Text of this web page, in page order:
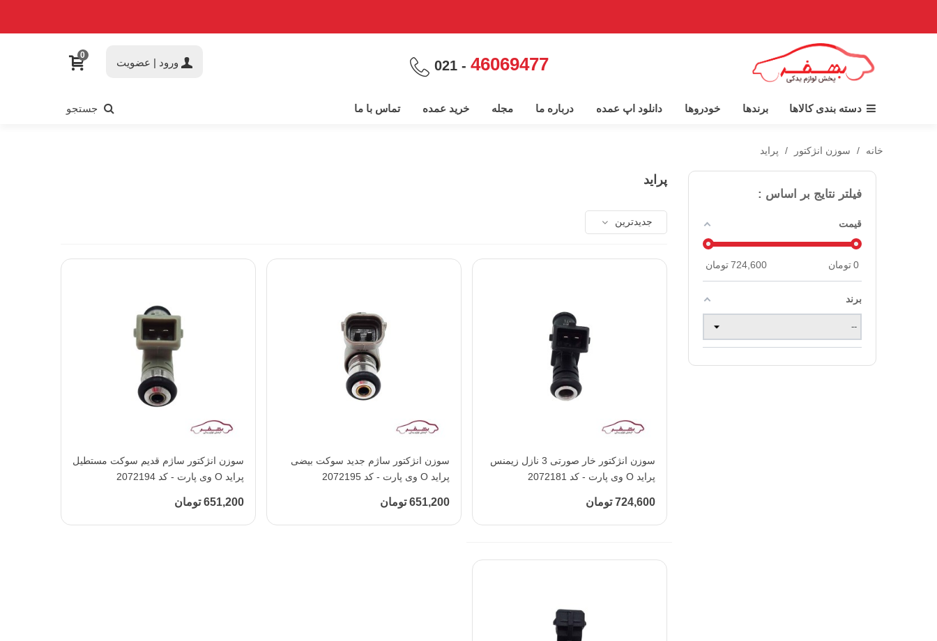
46069477
- 021 ورود | عضویت
0
دسته بندی کالاها برندها خودروها دانلود اپ عمده درباره ما مجله خرید عمده تماس با ما جستجو
خانه / سوزن انژکتور / پراید
فیلتر نتایج بر اساس :
قیمت
0تومان 724,600تومان
برند
پراید
جدیدترین
افزودن به محبوب‌هاسوزن انژکتور خار صورتی 3 نازل زیمنس
پراید O وی پارت - کد 2072181
724,600 تومان
افزودن به محبوب‌ها
سوزن انژکتور ساژم جدید سوکت بیضی
پراید O وی پارت - کد 2072195
651,200 تومان
افزودن به محبوب‌ها
سوزن انژکتور ساژم قدیم سوکت مستطیل
پراید O وی پارت - کد 2072194
651,200 تومان